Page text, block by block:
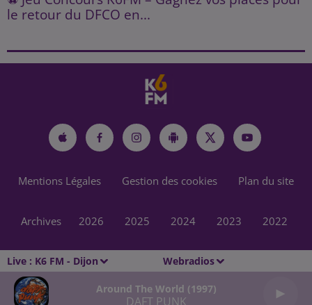
Live : K6 FM - Dijon Webradios
Around The World (1997)
DAFT PUNK
le retour du DFCO en...
Mentions Légales Gestion des cookies Plan du site
Archives 2026 2025 2024 2023 2022